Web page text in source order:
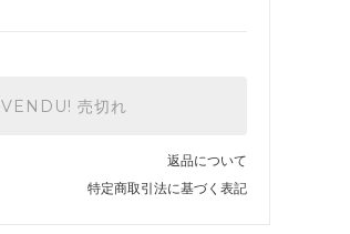
VENDU! 売切れ
返品について
特定商取引法に基づく表記